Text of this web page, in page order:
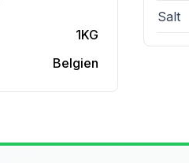
1KG
Belgien
Salt